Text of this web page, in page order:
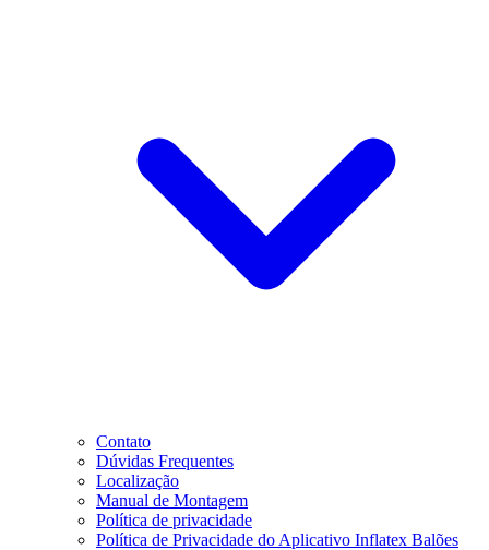
Contato
Dúvidas Frequentes
Localização
Manual de Montagem
Política de privacidade
Política de Privacidade do Aplicativo Inflatex Balões